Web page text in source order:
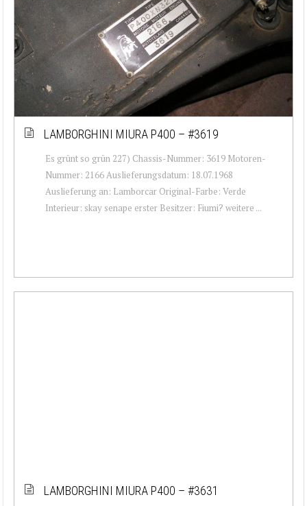
LAMBORGHINI MIURA P400 – #3619
Es grünt so grün 227) Chassis-Nummer: 3619 Motoren-
Nummer: 2166 Auslieferungsdatum: 18.07.1968
Auslieferung an: Lamborcar Original-Farbe: Verde
Interieur: skay senape erster Besitzer: Fiumi? weitere ...
LAMBORGHINI MIURA P400 – #3631